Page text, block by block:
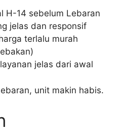
H-14 sebelum Lebaran
jelas dan responsif
terlalu murah
jelas dari awal
unit makin habis.